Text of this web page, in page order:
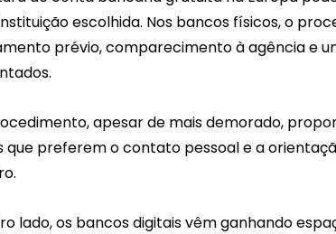
escolhida. Nos bancos físicos, o
prévio, comparecimento à agência e
apesar de mais demorado,
que preferem o contato pessoal e a
lado, os bancos digitais vêm ganhando